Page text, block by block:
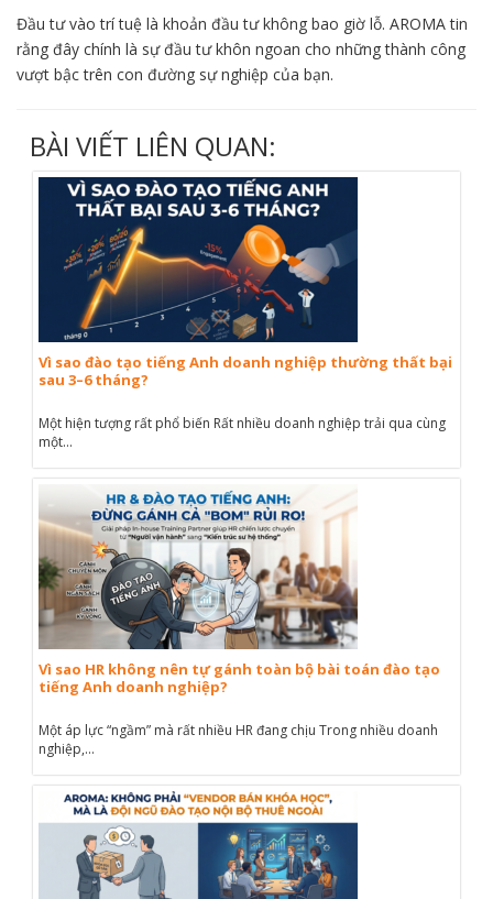
Đầu tư vào trí tuệ là khoản đầu tư không bao giờ lỗ. AROMA tin
rằng đây chính là sự đầu tư khôn ngoan cho những thành công
vượt bậc trên con đường sự nghiệp của bạn.
BÀI VIẾT LIÊN QUAN:
Vì sao đào tạo tiếng Anh doanh nghiệp thường thất bại
sau 3–6 tháng?
Một hiện tượng rất phổ biến Rất nhiều doanh nghiệp trải qua cùng
một...
Vì sao HR không nên tự gánh toàn bộ bài toán đào tạo
tiếng Anh doanh nghiệp?
Một áp lực “ngầm” mà rất nhiều HR đang chịu Trong nhiều doanh
nghiệp,...